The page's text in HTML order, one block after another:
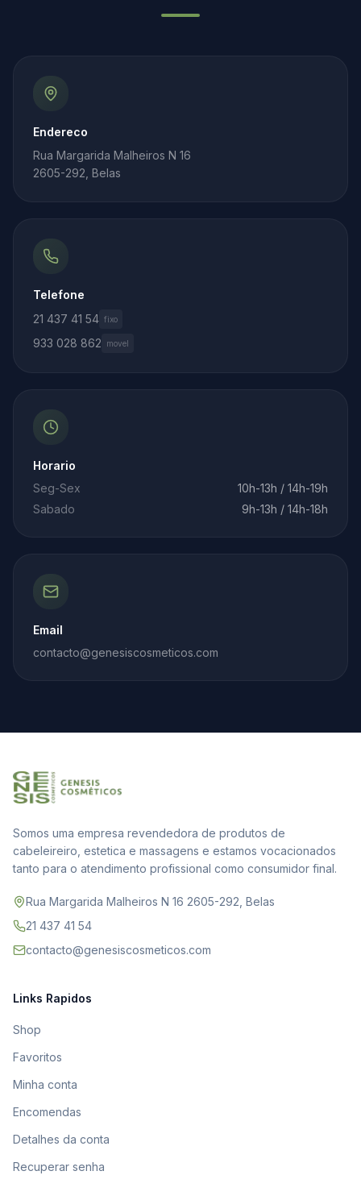
Endereco
Rua Margarida Malheiros N 16
2605-292, Belas
Telefone
21 437 41 54 fixo
933 028 862 movel
Horario
Seg-Sex
10h-13h / 14h-19h
Sabado
9h-13h / 14h-18h
Email
contacto@genesiscosmeticos.com
Somos uma empresa revendedora de produtos de
cabeleireiro, estetica e massagens e estamos vocacionados
tanto para o atendimento profissional como consumidor final.
Rua Margarida Malheiros N 16 2605-292, Belas
21 437 41 54
contacto@genesiscosmeticos.com
Links Rapidos
Shop
Favoritos
Minha conta
Encomendas
Detalhes da conta
Recuperar senha